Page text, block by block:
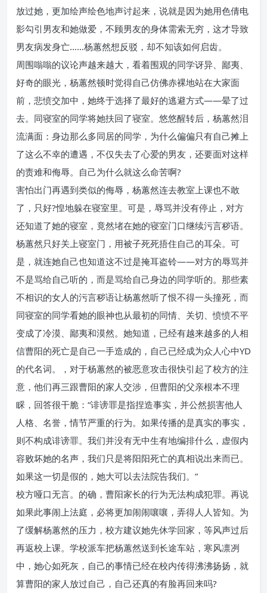
放过她，更加绘声绘色地声讨起来，说就是因为她用色倩电
影勾引男友和她做爱，不顾男友的身体需索无穷，这才导致
男友病发身亡……杨蕙然想反驳，却不知该如何启齿。
周围嗡嗡的议论声越来越大，看着围观的同学讶异、鄙夷、
好奇的眼光，杨蕙然顿时觉得自己仿佛赤裸地站在大家面
前，悲愤交加中，她终于选择了最好的逃避方式——晕了过
去。同寝室的同学将她扶回了寝室。悠悠醒转后，杨蕙然泪
流满面：身边那么多同居的同学，为什么偏偏只有自己摊上
了这么不幸的遭遇，不仅失去了心爱的男友，还要面对这样
的责难和侮辱。自己为什么就这么命苦啊?
害怕出门再遇到类似的侮辱，杨蕙然连去教室上课也不敢
了，只好?惶地躲在寝室里。可是，辱骂并没有停止，对方
还知道了她的寝室，竟然堵在她的寝室门口继续污言秽语。
杨蕙然只好关上寝室门，用被子死死捂住自己的耳朵。可
是，就连她自己也知道这不过是掩耳盗铃——对方的辱骂并
不是骂给自己听的，而是骂给自己身边的同学听的。那些素
不相识的女人的污言秽语让杨蕙然听了恨不得一头撞死，而
同寝室的同学看她的眼神也从最初的同情、关切、愤愤不平
变成了冷漠、鄙夷和漠然。她知道，已经有越来越多的人相
信曹阳的死亡是自己一手造成的，自己已经成为众人心中YD
的代名词。，对于杨蕙然的被恶意攻击很快引起了校方的注
意，他们再三跟曹阳的家人交涉，但曹阳的父亲根本不理
睬，回答很干脆：“诽谤罪是指捏造事实，并公然损害他人
人格、名誉，情节严重的行为。如果传播的是真实的事实，
则不构成诽谤罪。我们并没有无中生有地编排什么，虚假内
容败坏她的名声，我们只是将阳阳死亡的真相说出来而已。
如果这一切是假的，她大可以去法院告我们。”
校方哑口无言。的确，曹阳家长的行为无法构成犯罪。再说
如果此事闹上法庭，必将更加闹闹嚷嚷，弄得人人皆知。为
了缓解杨蕙然的压力，校方建议她先休学回家，等风声过后
再返校上课。学校派车把杨蕙然送到长途车站，寒风凛冽
中，她心如死灰，自己的事情已经在校内传得沸沸扬扬，就
算曹阳的家人放过自己，自己还真的有脸再回来吗?